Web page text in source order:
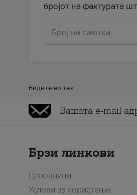
бројот на фактурата
Број на сметка
Бидете во тек
Брзи линкови
Ценовници
Услови за користење